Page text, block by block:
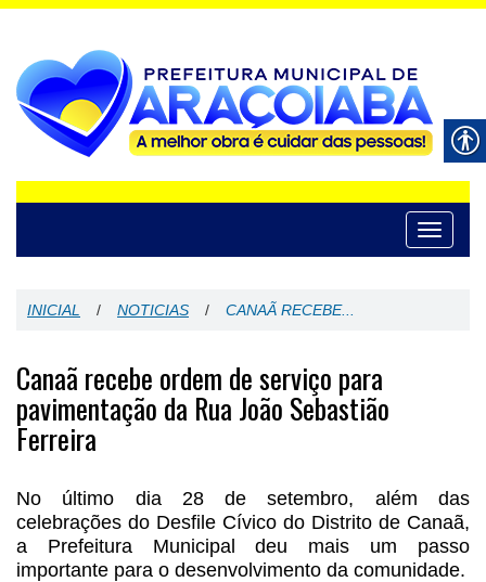
Toggle
INICIAL / NOTICIAS / CANAÃ RECEBE...
Canaã recebe ordem de serviço para
pavimentação da Rua João Sebastião
Ferreira
No último dia 28 de setembro, além das
celebrações do Desfile Cívico do Distrito de Canaã,
a Prefeitura Municipal deu mais um passo
importante para o desenvolvimento da comunidade.